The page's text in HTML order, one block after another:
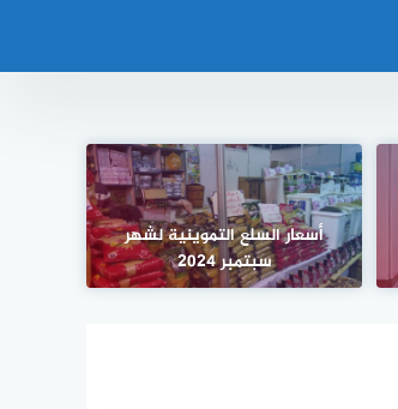
أسعار السلع التموينية لشهر
سبتمبر 2024